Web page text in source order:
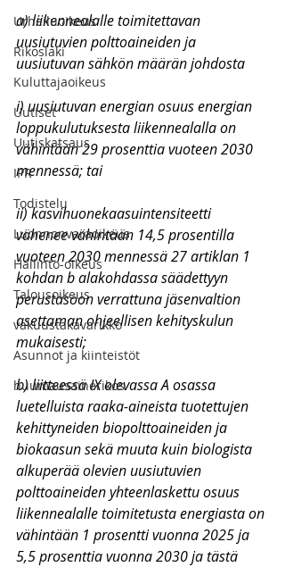
Urheiluoikeus
Rikoslaki
Kuluttajaoikeus
Uutiset
Uutiskatsaus
IPR
Todistelu
Luonnonvaraoikeus
Hallinto-oikeus
Talousoikeus
vakuustakavarikko
Asunnot ja kiinteistöt
huumausainerikos
a) liikennealalle toimitettavan
uusiutuvien polttoaineiden ja
uusiutuvan sähkön määrän johdosta
i) uusiutuvan energian osuus energian
loppukulutuksesta liikennealalla on
vähintään 29 prosenttia vuoteen 2030
mennessä; tai
ii) kasvihuonekaasuintensiteetti
vähenee vähintään 14,5 prosentilla
vuoteen 2030 mennessä 27 artiklan 1
kohdan b alakohdassa säädettyyn
perustasoon verrattuna jäsenvaltion
asettaman ohjeellisen kehityskulun
mukaisesti;
b) liitteessä IX olevassa A osassa
luetelluista raaka-aineista tuotettujen
kehittyneiden biopolttoaineiden ja
biokaasun sekä muuta kuin biologista
alkuperää olevien uusiutuvien
polttoaineiden yhteenlaskettu osuus
liikennealalle toimitetusta energiasta on
vähintään 1 prosentti vuonna 2025 ja
5,5 prosenttia vuonna 2030 ja tästä